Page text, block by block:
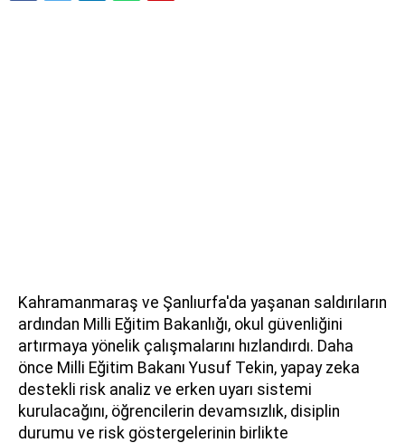
Kahramanmaraş ve Şanlıurfa'da yaşanan saldırıların
ardından Milli Eğitim Bakanlığı, okul güvenliğini
artırmaya yönelik çalışmalarını hızlandırdı. Daha
önce Milli Eğitim Bakanı Yusuf Tekin, yapay zeka
destekli risk analiz ve erken uyarı sistemi
kurulacağını, öğrencilerin devamsızlık, disiplin
durumu ve risk göstergelerinin birlikte